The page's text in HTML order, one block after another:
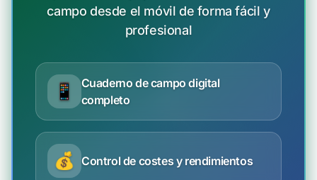
campo desde el móvil de forma fácil y
profesional
📱
Cuaderno de campo digital
completo
💰 Control de costes y rendimientos